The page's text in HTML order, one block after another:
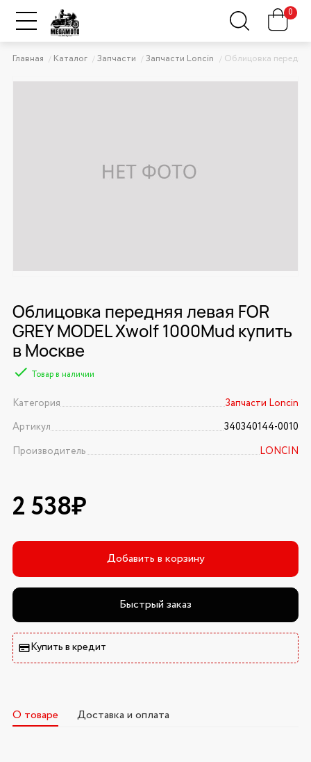
0
Главная Каталог Запчасти Запчасти Loncin Облицовка
Облицовка передняя левая FOR
GREY MODEL Xwolf 1000Mud купить
в Москве
Товар в наличии
Категория
Запчасти Loncin
Артикул
340340144-0010
Производитель
LONCIN
2 538₽
Добавить в корзину
Быстрый заказ
Купить в кредит
О товаре Доставка и оплата